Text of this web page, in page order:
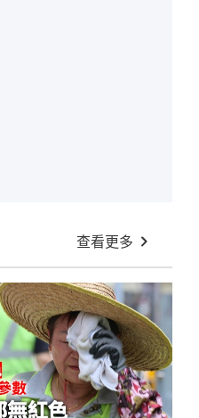
查看更多